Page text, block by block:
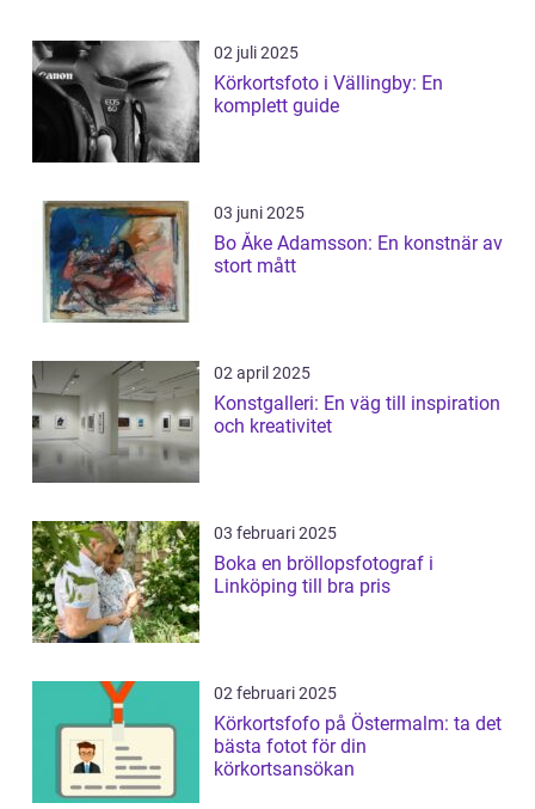
02 juli 2025
Körkortsfoto i Vällingby: En
komplett guide
03 juni 2025
Bo Åke Adamsson: En konstnär av
stort mått
02 april 2025
Konstgalleri: En väg till inspiration
och kreativitet
03 februari 2025
Boka en bröllopsfotograf i
Linköping till bra pris
02 februari 2025
Körkortsfofo på Östermalm: ta det
bästa fotot för din
körkortsansökan